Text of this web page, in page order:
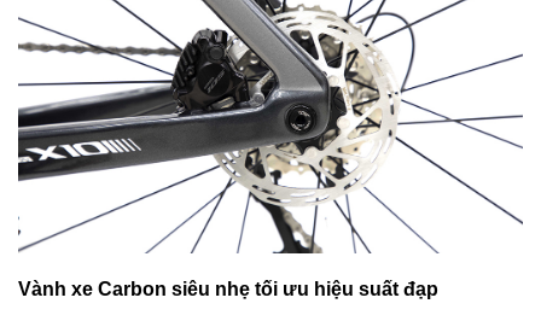
Vành xe Carbon siêu nhẹ tối ưu hiệu suất đạp